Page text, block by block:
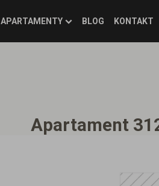
APARTAMENTY BLOG KONTAKT
Apartament